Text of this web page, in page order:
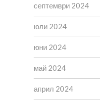
септември 2024
юли 2024
юни 2024
май 2024
април 2024